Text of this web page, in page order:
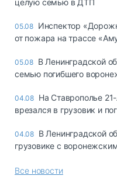
целую семью в ДТП
05.08 Инспектор
от пожара на трассе
05.08 В Ленинградской
семью погибшего
04.08 На Ставрополье
врезался в грузовик и
04.08 В Ленинградской
грузовике с
Все новости